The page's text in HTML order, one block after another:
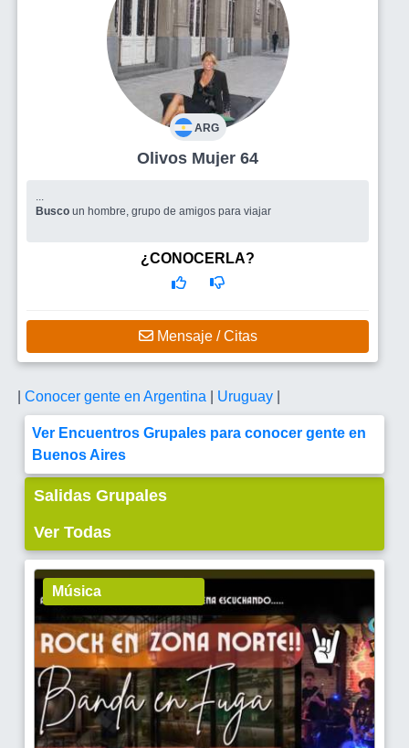
ARG
Olivos Mujer 64
Busco un hombre, grupo de amigos para viajar
¿CONOCERLA?
Mensaje / Citas
Conocer gente en Argentina Uruguay
Ver Encuentros Grupales para conocer gente en
Buenos Aires
Salidas Grupales
Ver Todas
Música